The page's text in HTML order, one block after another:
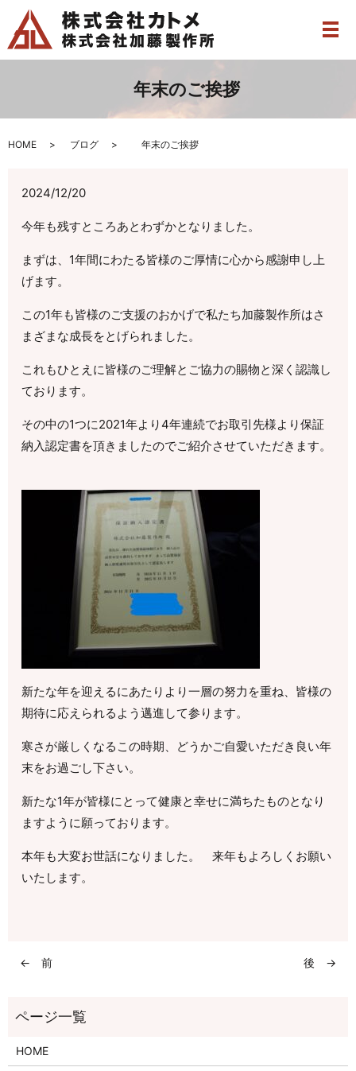
メ
年末のご挨拶
HOME ブログ 年末のご挨拶
2024/12/20
今年も残すところあとわずかとなりました。
まずは、1年間にわたる皆様のご厚情に心から感謝申し上
げます。
この1年も皆様のご支援のおかげで私たち加藤製作所はさ
まざまな成長をとげられました。
これもひとえに皆様のご理解とご協力の賜物と深く認識し
ております。
その中の1つに2021年より4年連続でお取引先様より保証
納入認定書を頂きましたのでご紹介させていただきます。
新たな年を迎えるにあたりより一層の努力を重ね、皆様の
期待に応えられるよう邁進して参ります。
寒さが厳しくなるこの時期、どうかご自愛いただき良い年
末をお過ごし下さい。
新たな1年が皆様にとって健康と幸せに満ちたものとなり
ますように願っております。
本年も大変お世話になりました。 来年もよろしくお願い
いたします。
← 前 後 →
HOME